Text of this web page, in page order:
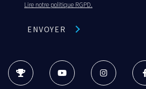
Lire notre politique RGPD.
ENVOYER